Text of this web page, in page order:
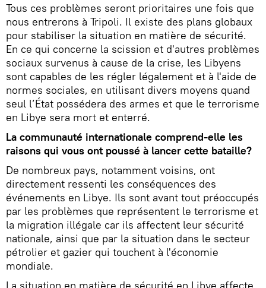
Tous ces problèmes seront prioritaires une fois que
nous entrerons à Tripoli. Il existe des plans globaux
pour stabiliser la situation en matière de sécurité.
En ce qui concerne la scission et d'autres problèmes
sociaux survenus à cause de la crise, les Libyens
sont capables de les régler légalement et à l'aide de
normes sociales, en utilisant divers moyens quand
seul l’État possédera des armes et que le terrorisme
en Libye sera mort et enterré.
La communauté internationale comprend-elle les
raisons qui vous ont poussé à lancer cette bataille?
De nombreux pays, notamment voisins, ont
directement ressenti les conséquences des
événements en Libye. Ils sont avant tout préoccupés
par les problèmes que représentent le terrorisme et
la migration illégale car ils affectent leur sécurité
nationale, ainsi que par la situation dans le secteur
pétrolier et gazier qui touchent à l'économie
mondiale.
La situation en matière de sécurité en Libye affecte